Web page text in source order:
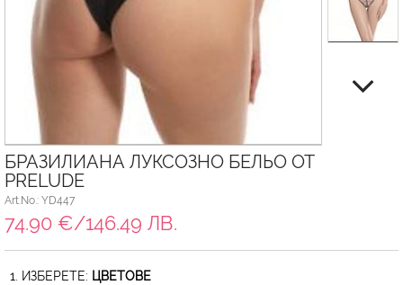
БРАЗИЛИАНА ЛУКСОЗНО БЕЛЬО ОТ
PRELUDE
Art.No.: YD447
74.90 €/146.49 ЛВ.
1. ИЗБЕРЕТЕ: ЦВЕТОВЕ